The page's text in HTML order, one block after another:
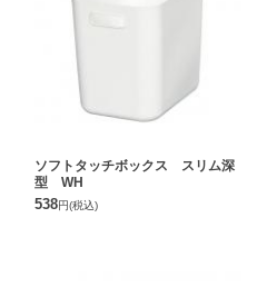
ソフトタッチボックス スリム深
型 WH
538円(税込)